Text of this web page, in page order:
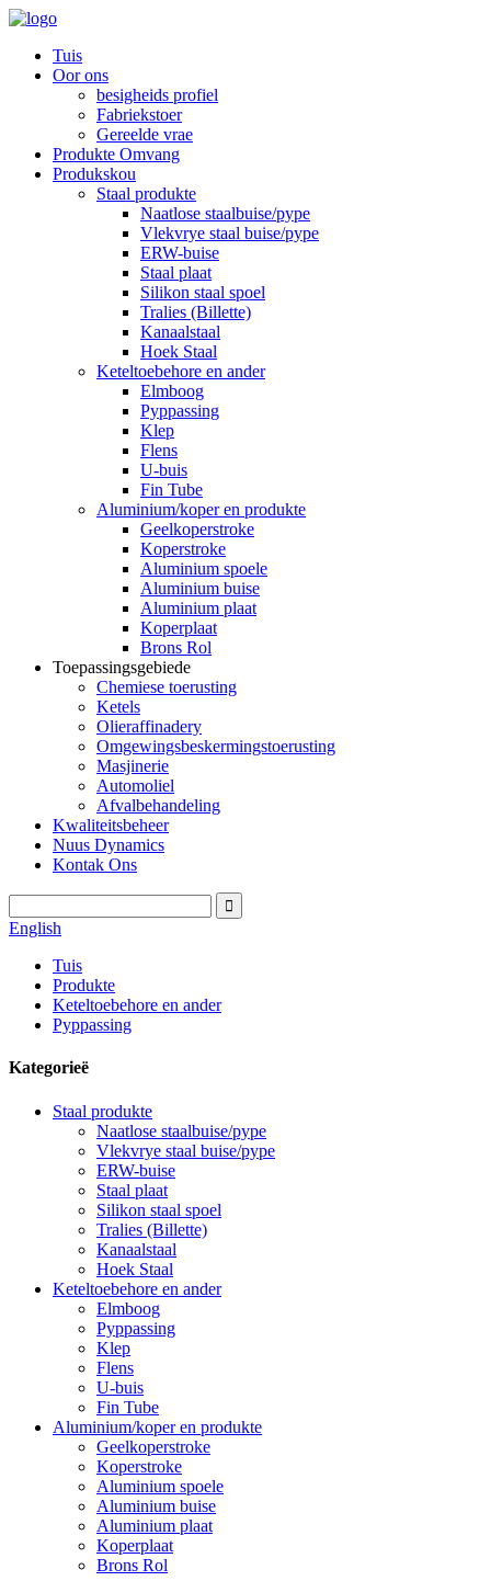
Tuis
Oor ons
besigheids profiel
Fabriekstoer
Gereelde vrae
Produkte Omvang
Produkskou
Staal produkte
Naatlose staalbuise/pype
Vlekvrye staal buise/pype
ERW-buise
Staal plaat
Silikon staal spoel
Tralies (Billette)
Kanaalstaal
Hoek Staal
Keteltoebehore en ander
Elmboog
Pyppassing
Klep
Flens
U-buis
Fin Tube
Aluminium/koper en produkte
Geelkoperstroke
Koperstroke
Aluminium spoele
Aluminium buise
Aluminium plaat
Koperplaat
Brons Rol
Toepassingsgebiede
Chemiese toerusting
Ketels
Olieraffinadery
Omgewingsbeskermingstoerusting
Masjinerie
Automoliel
Afvalbehandeling
Kwaliteitsbeheer
Nuus Dynamics
Kontak Ons
English
Tuis
Produkte
Keteltoebehore en ander
Pyppassing
Kategorieë
Staal produkte
Naatlose staalbuise/pype
Vlekvrye staal buise/pype
ERW-buise
Staal plaat
Silikon staal spoel
Tralies (Billette)
Kanaalstaal
Hoek Staal
Keteltoebehore en ander
Elmboog
Pyppassing
Klep
Flens
U-buis
Fin Tube
Aluminium/koper en produkte
Geelkoperstroke
Koperstroke
Aluminium spoele
Aluminium buise
Aluminium plaat
Koperplaat
Brons Rol